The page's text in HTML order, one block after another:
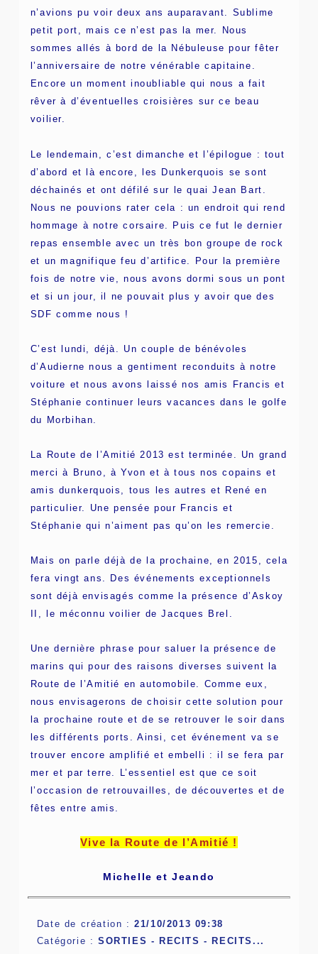
n’avions pu voir deux ans auparavant. Sublime
petit port, mais ce n’est pas la mer. Nous
sommes allés à bord de la Nébuleuse pour fêter
l’anniversaire de notre vénérable capitaine.
Encore un moment inoubliable qui nous a fait
rêver à d’éventuelles croisières sur ce beau
voilier.
Le lendemain, c’est dimanche et l’épilogue : tout
d’abord et là encore, les Dunkerquois se sont
déchainés et ont défilé sur le quai Jean Bart.
Nous ne pouvions rater cela : un endroit qui rend
hommage à notre corsaire. Puis ce fut le dernier
repas ensemble avec un très bon groupe de rock
et un magnifique feu d’artifice. Pour la première
fois de notre vie, nous avons dormi sous un pont
et si un jour, il ne pouvait plus y avoir que des
SDF comme nous !
C’est lundi, déjà. Un couple de bénévoles
d’Audierne nous a gentiment reconduits à notre
voiture et nous avons laissé nos amis Francis et
Stéphanie continuer leurs vacances dans le golfe
du Morbihan.
La Route de l’Amitié 2013 est terminée. Un grand
merci à Bruno, à Yvon et à tous nos copains et
amis dunkerquois, tous les autres et René en
particulier. Une pensée pour Francis et
Stéphanie qui n’aiment pas qu’on les remercie.
Mais on parle déjà de la prochaine, en 2015, cela
fera vingt ans. Des événements exceptionnels
sont déjà envisagés comme la présence d’Askoy
II, le méconnu voilier de Jacques Brel.
Une dernière phrase pour saluer la présence de
marins qui pour des raisons diverses suivent la
Route de l’Amitié en automobile. Comme eux,
nous envisagerons de choisir cette solution pour
la prochaine route et de se retrouver le soir dans
les différents ports. Ainsi, cet événement va se
trouver encore amplifié et embelli : il se fera par
mer et par terre. L’essentiel est que ce soit
l’occasion de retrouvailles, de découvertes et de
fêtes entre amis.
Vive la Route de l’Amitié !
Michelle et Jeando
Date de création :21/10/2013 09:38
Catégorie : SORTIES - RECITS - RECITS...